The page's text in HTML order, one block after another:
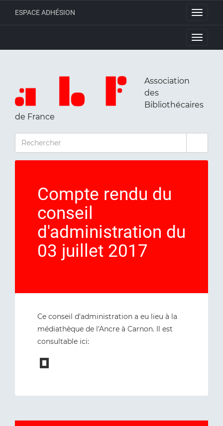
Toggle
ESPACE ADHÉSION
Toggle
Association
des
Bibliothécaires
de France
RECHERCHER
Compte rendu du
conseil
d'administration du
03 juillet 2017
Ce conseil d'administration a eu lieu à la
médiathèque de l'Ancre à Carnon. Il est
consultable ici: